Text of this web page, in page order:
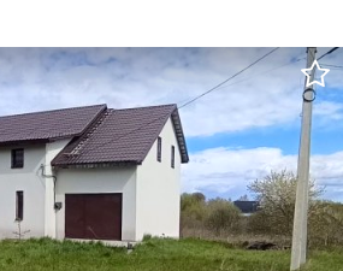
морозостійкі двері Комунікації: —
80 м + насос — септик 9 кубів
будинку Просторий хол і зручне
до внутрішніх робіт Початкова ціна
торгами в гору 06******61 Анна